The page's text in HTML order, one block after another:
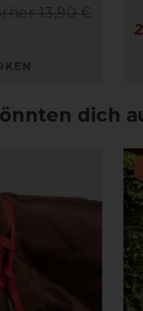
13,90 €
dich